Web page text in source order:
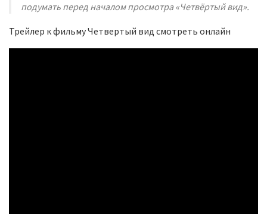
подумать перед началом просмотра «Четвёртый вид».
Трейлер к фильму Четвертый вид смотреть онлайн